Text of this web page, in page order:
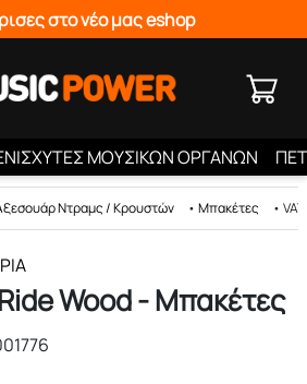
στο νέο μας eshop
ΜΟΥΣΙΚΩΝ ΟΡΓΑΝΩΝ
Ντραμς / Κρουστών • Μπακέτες •
Wood - Μπακέτες